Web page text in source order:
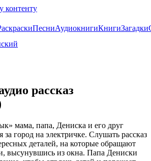
контенту
ПесниАудиокнигиКнигиЗагадки
рассказ
мама, папа, Дениска и его друг
город на электричке. Слушать рассказ
деталей, на которые обращают
высунувшись из окна. Папа Дениски